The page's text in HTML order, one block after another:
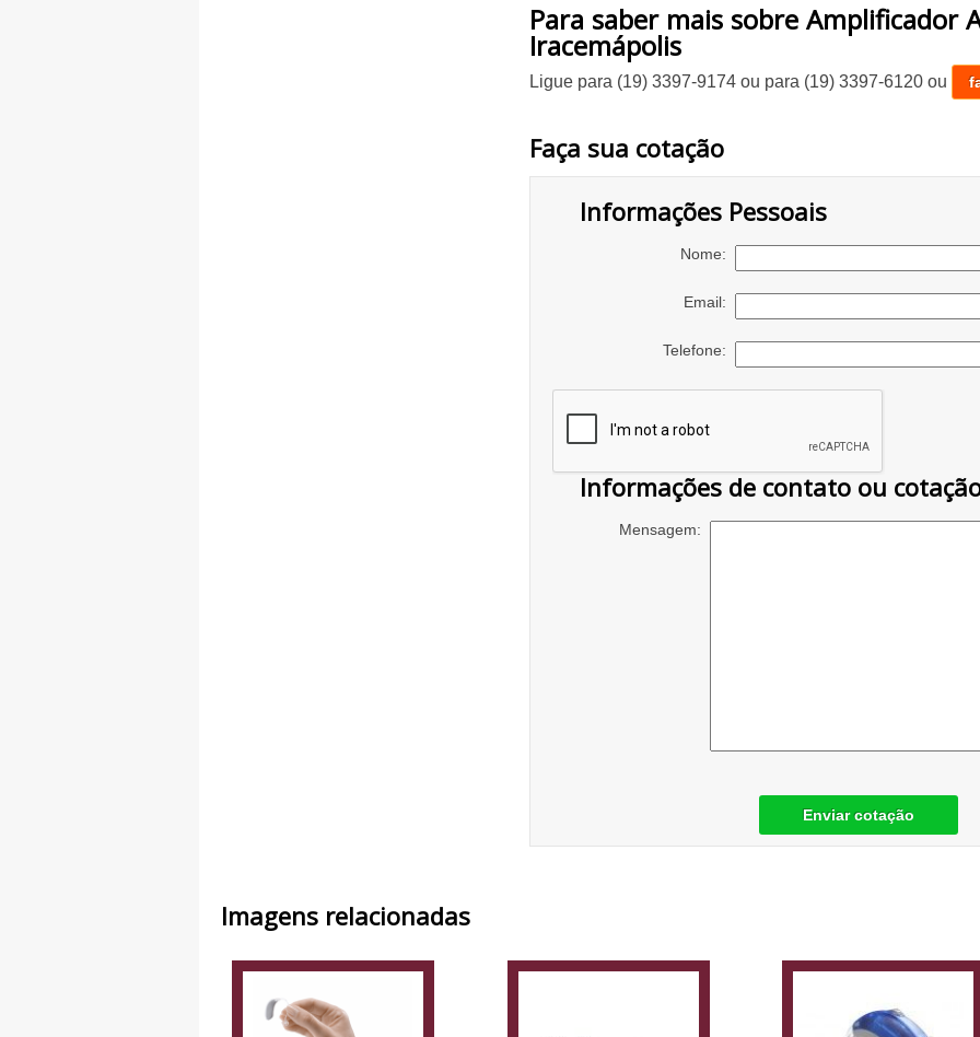
Para saber mais sobre Amplificador
Iracemápolis
Ligue para (19) 3397-9174 ou para (19) 3397-6120 ou
Faça sua cotação
Informações Pessoais
Nome:
Email:
Telefone:
Informações de contato ou
Mensagem:
Enviar cotação
Imagens relacionadas